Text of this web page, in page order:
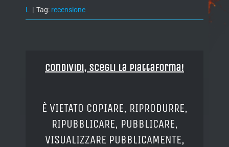
L
| Tag: recensione
Condividi, Scegli la piattaforma!
È VIETATO COPIARE, RIPRODURRE,
RIPUBBLICARE, PUBBLICARE,
VISUALIZZARE PUBBLICAMENTE,